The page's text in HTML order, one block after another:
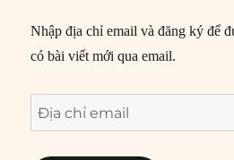
Nhập địa chỉ email và đăng ký để
có bài viết mới qua email.
Địa
chỉ
email